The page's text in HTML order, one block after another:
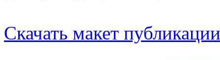
Скачать макет публикации